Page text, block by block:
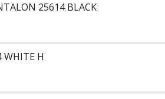
25614 BLACK
WHITE H